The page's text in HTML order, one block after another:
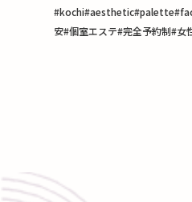
安#個室エステ#完全予約制#女